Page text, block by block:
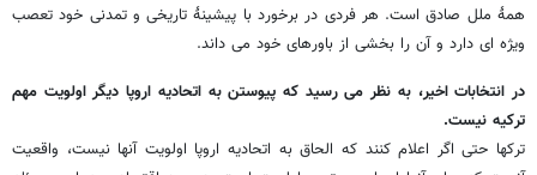
همۀ ملل صادق است. هر فردی در برخورد با پیشینۀ تاریخی و تمدنی خود تعصب
ویژه ای دارد و آن را بخشی از باورهای خود می داند.
در انتخابات اخیر، به نظر می رسید که پیوستن به اتحادیه اروپا دیگر اولویت مهم
ترکیه نیست.
ترکها حتی اگر اعلام کنند که الحاق به اتحادیه اروپا اولویت آنها نیست، واقعیت